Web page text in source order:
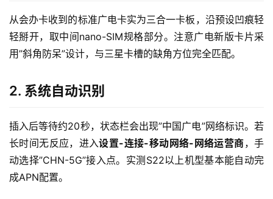
从会办卡收到的标准广电卡实为三合一卡板，沿预设凹痕轻
轻掰开，取中间nano-SIM规格部分。注意广电新版卡片采
用”斜角防呆”设计，与三星卡槽的缺角方位完全匹配。
2. 系统自动识别
插入后等待约20秒，状态栏会出现”中国广电”网络标识。若
长时间无反应，进入设置-连接-移动网络-网络运营商，手
动选择”CHN-5G”接入点。实测S22以上机型基本能自动完
成APN配置。